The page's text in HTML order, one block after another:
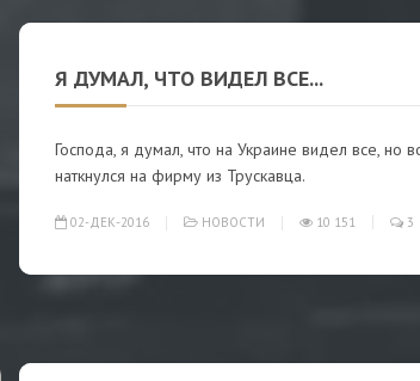
Я ДУМАЛ, ЧТО ВИДЕЛ ВСЕ...
Господа, я думал, что на Украине видел все, но
наткнулся на фирму из Трускавца.
02-ДЕК-2016 НОВОСТИ 10 151 3